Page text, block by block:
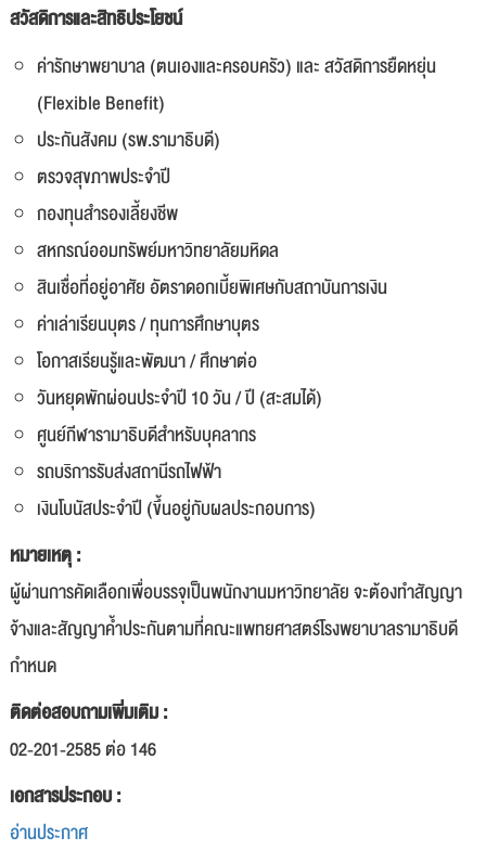
สวัสดิการและสิทธิประโยชน์
ค่ารักษาพยาบาล (ตนเองและครอบครัว) และ สวัสดิการยืดหยุ่น
(Flexible Benefit)
ประกันสังคม (รพ.รามาธิบดี)
ตรวจสุขภาพประจำปี
กองทุนสำรองเลี้ยงชีพ
สหกรณ์ออมทรัพย์มหาวิทยาลัยมหิดล
สินเชื่อที่อยู่อาศัย อัตราดอกเบี้ยพิเศษกับสถาบันการเงิน
ค่าเล่าเรียนบุตร / ทุนการศึกษาบุตร
โอกาสเรียนรู้และพัฒนา / ศึกษาต่อ
วันหยุดพักผ่อนประจำปี 10 วัน / ปี (สะสมได้)
ศูนย์กีฬารามาธิบดีสำหรับบุคลากร
รถบริการรับส่งสถานีรถไฟฟ้า
เงินโบนัสประจำปี (ขึ้นอยู่กับผลประกอบการ)
หมายเหตุ :
ผู้ผ่านการคัดเลือกเพื่อบรรจุเป็นพนักงานมหาวิทยาลัย จะต้องทำสัญญา
จ้างและสัญญาค้ำประกันตามที่คณะแพทยศาสตร์โรงพยาบาลรามาธิบดี
กำหนด
ติดต่อสอบถามเพิ่มเติม :
02-201-2585 ต่อ 146
เอกสารประกอบ :
อ่านประกาศ